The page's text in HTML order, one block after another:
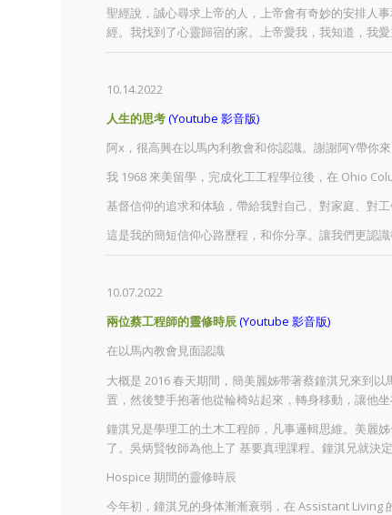
聖經說，誠心尋求上帝的人，上帝會有奇妙的安排人
經。我找到了心靈歸宿的家。上帝愛我，我知道，我愛
10.14.2022
人生的思考(Youtube 影音版)
阿x，很高興在以馬內利教會和你認識。謝謝阿Y帶你
我 1968 來美留學，完成化工工程學位後，在 Ohio
基督信仰的追求和体驗，帶給我對自己、對家庭、對
這是我的簡短信仰心路歷程，和你分享。讓我們更認
10.07.2022
兩位蔡工程師的靈修時辰(Youtube 影音版)
在以馬內教會見面認識
大概是 2016 春天期間，簡美麗姊帯著蔡鐘淇兄來到
置，然後雙手抱著他從輪椅站起來，轉身移動，讓他
鐘淇兄是學理工的土木工程師，凡事邏輯思維。美麗
了。吳炳賢牧師為他上了 基要真理課程。鐘淇兄就決
Hospice 期間的靈修時辰
今年初，鐘淇兄的身体漸漸衰弱，在 Assistant Living